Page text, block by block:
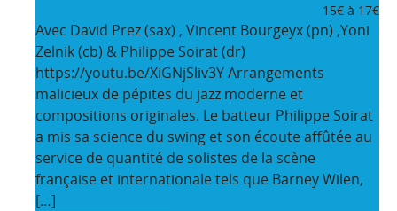
15€ à 17€
Avec David Prez (sax) , Vincent Bourgeyx (pn) ,Yoni
Zelnik (cb) & Philippe Soirat (dr)
https://youtu.be/XiGNjSliv3Y Arrangements
malicieux de pépites du jazz moderne et
compositions originales. Le batteur Philippe Soirat
a mis sa science du swing et son écoute affûtée au
service de quantité de solistes de la scène
française et internationale tels que Barney Wilen,
[…]